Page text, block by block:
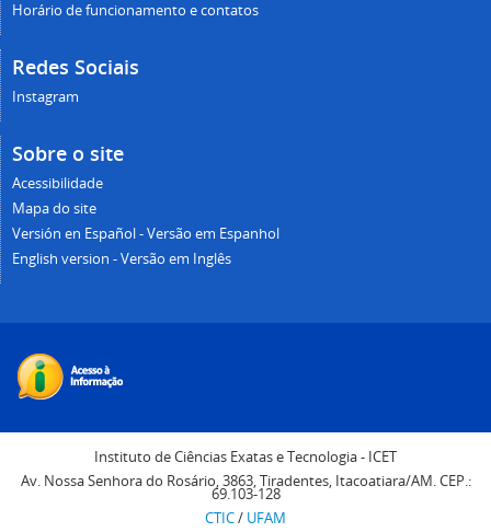
Horário de funcionamento e contatos
Redes Sociais
Instagram
Sobre o site
Acessibilidade
Mapa do site
Versión en Español - Versão em Espanhol
English version - Versão em Inglês
Instituto de Ciências Exatas e Tecnologia - ICET
Av. Nossa Senhora do Rosário, 3863, Tiradentes, Itacoatiara/AM. CEP.:
69.103-128
CTIC/ UFAM